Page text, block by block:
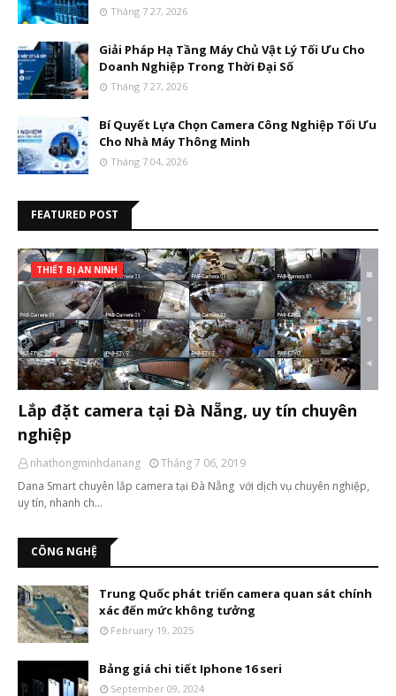
Tháng 7 27, 2026
Giải Pháp Hạ Tầng Máy Chủ Vật Lý Tối Ưu Cho
Doanh Nghiệp Trong Thời Đại Số
Tháng 7 27, 2026
Bí Quyết Lựa Chọn Camera Công Nghiệp Tối Ưu
Cho Nhà Máy Thông Minh
Tháng 7 04, 2026
FEATURED POST
THIẾT BỊ AN NINH
Lắp đặt camera tại Đà Nẵng, uy tín chuyên
nghiệp
nhathongminhdanang
Tháng 7 06, 2019
Dana Smart chuyên lắp camera tại Đà Nẵng với dịch vụ chuyên nghiệp,
uy tín, nhanh ch…
CÔNG NGHỆ
Trung Quốc phát triển camera quan sát chính
xác đến mức không tưởng
February 19, 2025
Bảng giá chi tiết Iphone 16 seri
September 09, 2024